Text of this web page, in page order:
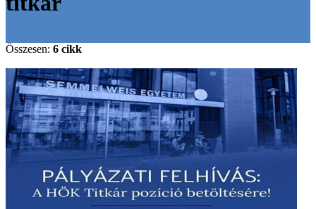
Összesen: 6 cikk